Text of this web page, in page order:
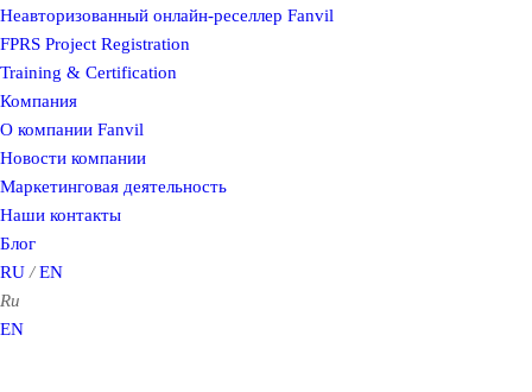
Неавторизованный онлайн-реселлер Fanvil
FPRS Project Registration
Training & Certification
Компания
О компании Fanvil
Новости компании
Маркетинговая деятельность
Наши контакты
Блог
RU / EN
Ru
EN